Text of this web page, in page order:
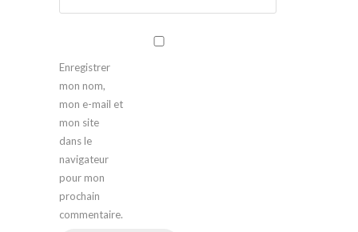
Enregistrer
mon nom,
mon e-mail et
mon site
dans le
navigateur
pour mon
prochain
commentaire.